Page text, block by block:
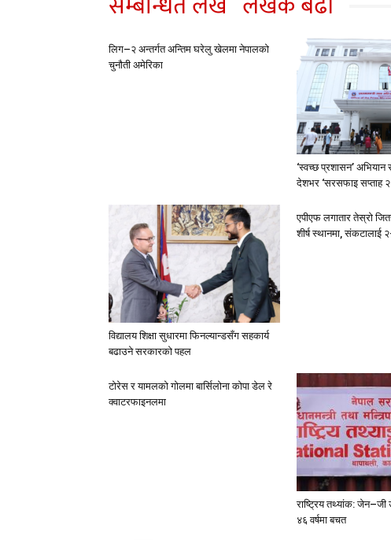
लिग–२ अन्तर्गत अन्तिम घरेलु खेलमा नेपालको
चुनौती अमेरिका
‘स्वच्छ प्रशासन’
देशभर ‘सरसफाइ सप्ताह
विद्यालय शिक्षा सुधारमा फिनल्यान्डसँग सहकार्य
बढाउने सरकारको पहल
एपीएफ लगातार तेस्रो
शीर्ष स्थानमा, संकटालाई
टोरेस र यामलको गोलमा बार्सिलोना कोपा डेल रे
क्वाटरफाइनलमा
राष्ट्रिय तथ्यांक: जेन–जी
४६ वर्षमा बचत